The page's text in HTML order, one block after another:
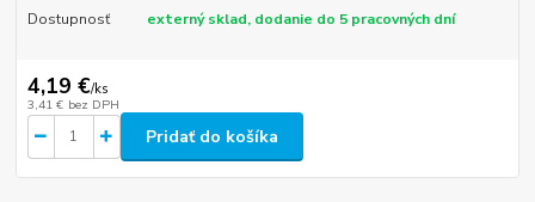
Dostupnosť externý sklad, dodanie do 5 pracovných dní
4,19 €/ks
3,41 € bez DPH
Pridať do košíka